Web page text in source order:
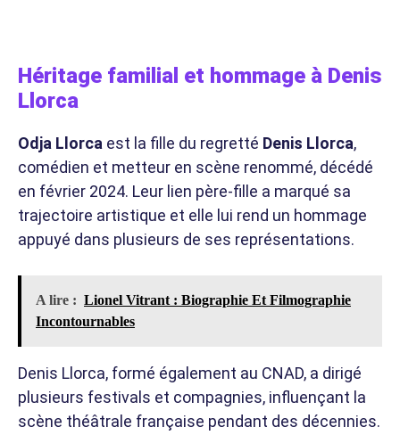
Héritage familial et hommage à Denis
Llorca
Odja Llorca est la fille du regretté Denis Llorca,
comédien et metteur en scène renommé, décédé
en février 2024. Leur lien père-fille a marqué sa
trajectoire artistique et elle lui rend un hommage
appuyé dans plusieurs de ses représentations.
A lire : Lionel Vitrant : Biographie Et Filmographie
Incontournables
Denis Llorca, formé également au CNAD, a dirigé
plusieurs festivals et compagnies, influençant la
scène théâtrale française pendant des décennies.